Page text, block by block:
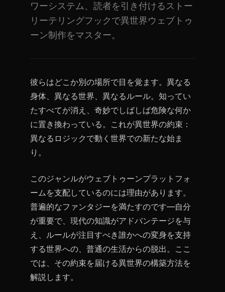
ワーシステム、読者を引き付けるストー
リーテリングフックで異世界ウェブトゥ
ーン制作をマスター。
彼らはどこか別の場所で目を覚ます。異なる
身体、異なる世界、異なるルール。知ってい
たすべてが消え、奇妙でしばしば危険な何か
に置き換わっている。これが異世界の約束：
異なるロジックで動く世界での新たな始ま
り。
このジャンルがウェブトゥーンプラットフォ
ームを支配しているのには理由があります。
普遍的なファンタジーを満たすのです—自分
が重要で、現代の知識がアドバンテージを与
え、ルールが注目すべき誰かへの変身を支持
する世界への、普通の生活からの脱出。ここ
では、その約束を届ける異世界の構築方法を
解説します。